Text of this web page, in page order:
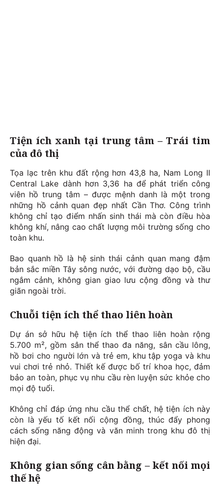
Tiện ích xanh tại trung tâm – Trái tim
của đô thị
Tọa lạc trên khu đất rộng hơn 43,8 ha, Nam Long II
Central Lake dành hơn 3,36 ha để phát triển công
viên hồ trung tâm – được mệnh danh là một trong
những hồ cảnh quan đẹp nhất Cần Thơ. Công trình
không chỉ tạo điểm nhấn sinh thái mà còn điều hòa
không khí, nâng cao chất lượng môi trường sống cho
toàn khu.
Bao quanh hồ là hệ sinh thái cảnh quan mang đậm
bản sắc miền Tây sông nước, với đường dạo bộ, cầu
ngắm cảnh, không gian giao lưu cộng đồng và thư
giãn ngoài trời.
Chuỗi tiện ích thể thao liên hoàn
Dự án sở hữu hệ tiện ích thể thao liên hoàn rộng
5.700 m², gồm sân thể thao đa năng, sân cầu lông,
hồ bơi cho người lớn và trẻ em, khu tập yoga và khu
vui chơi trẻ nhỏ. Thiết kế được bố trí khoa học, đảm
bảo an toàn, phục vụ nhu cầu rèn luyện sức khỏe cho
mọi độ tuổi.
Không chỉ đáp ứng nhu cầu thể chất, hệ tiện ích này
còn là yếu tố kết nối cộng đồng, thúc đẩy phong
cách sống năng động và văn minh trong khu đô thị
hiện đại.
Không gian sống cân bằng – kết nối mọi
thế hệ